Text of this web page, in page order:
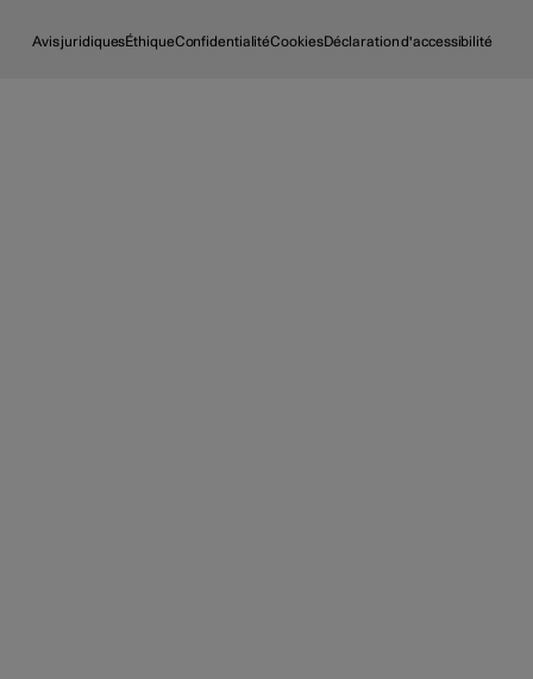
Avis juridiquesÉthiqueConfidentialitéCookiesDéclaration d'accessibilité